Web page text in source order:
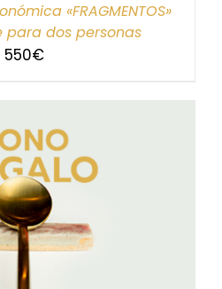
«FRAGMENTOS»
dos personas
550€